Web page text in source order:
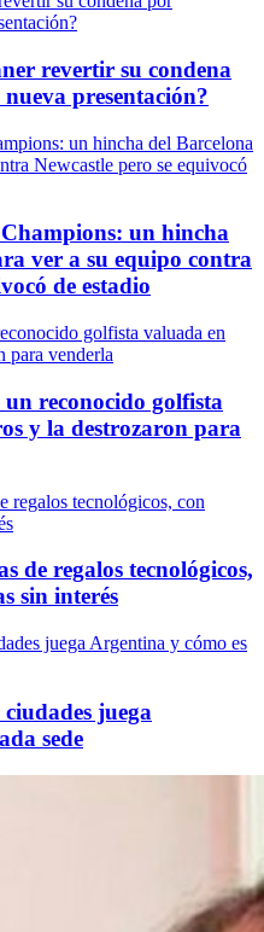
revertir su condena
presentación?
un hincha
ver a su equipo contra
de estadio
reconocido golfista
y la destrozaron para
de regalos tecnológicos,
sin interés
juega
sede